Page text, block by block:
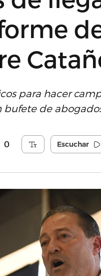
para hacer
bufete de
0 Escuchar